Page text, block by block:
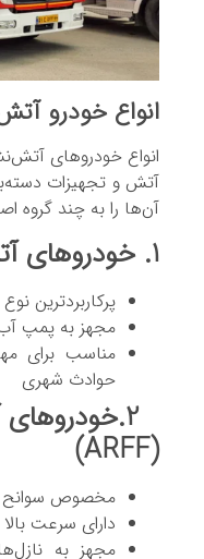
انواع خودرو
انواع خودروهای
آتش و تجهیزات
آن‌ها را به چند گروه
پرکاربردترین نوع
مجهز به پمپ آب،
مناسب برای
حوادث شهری
مخصوص سوانح
دارای سرعت
مجهز به